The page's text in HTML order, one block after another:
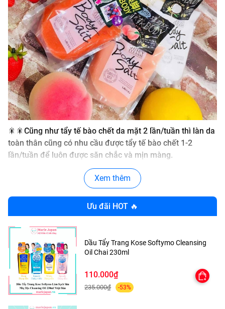
🎇🎇Cũng như tẩy tế bào chết da mặt 2 lần/tuần thì làn da
toàn thân cũng có nhu cầu được tẩy tế bào chết 1-2
lần/tuần để luôn được săn chắc và mịn màng.
🎇🎇Muối tắm tẩy tế bào chếtBody Salt của Utena
bản có hương thơm từ rau – quả, kết hợp cùng muối biển
giúp làm da mềm mịn, làm sạch lớp sừng già chết đặc
biệt ở các vùng như khuỷu tay, chân,mông, đồng thời
dưỡng ẩm cho làn da sáng và mịn màng.
🎇🎇Hướng dẫn sử dụng và bảo quản
• Làm ẩm cơ thể
• Lấy một lượng vừa đủ thoa lên da và massage nhẹ
Xem thêm
Ưu đãi HOT 🔥
Dầu Tẩy Trang Kose Softymo Cleansing
Oil Chai 230ml
110.000₫
235.000₫ -53%